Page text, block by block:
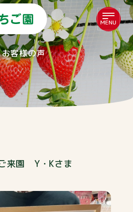
MENU
お客様の声
来園 Y・Kさま